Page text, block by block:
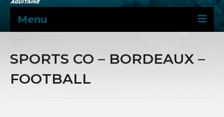
Menu
PRÉSENTATION
LNASU
SPORTS CO – BORDEAUX –
FOOTBALL